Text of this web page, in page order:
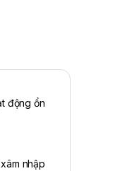
động ổn
nhập